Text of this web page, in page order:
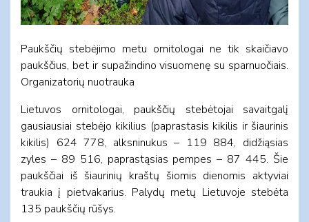
Paukščių stebėjimo metu ornitologai ne tik skaičiavo
paukščius, bet ir supažindino visuomenę su sparnuočiais.
Organizatorių nuotrauka
Lietuvos ornitologai, paukščių stebėtojai savaitgalį
gausiausiai stebėjo kikilius (paprastasis kikilis ir šiaurinis
kikilis) 624 778, alksninukus – 119 884, didžiąsias
zyles – 89 516, paprastąsias pempes – 87 445. Šie
paukščiai iš šiaurinių kraštų šiomis dienomis aktyviai
traukia į pietvakarius. Palydų metų Lietuvoje stebėta
135 paukščių rūšys.